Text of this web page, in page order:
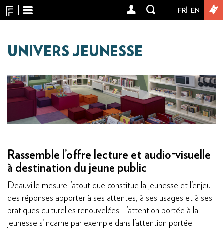
Panneau de gestion des cookies
Aller
au
User
menu
FR EN
UNIVERS JEUNESSE
Rassemble l’offre lecture et audio-visuelle
à destination du jeune public
Deauville mesure l’atout que constitue la jeunesse et l’enjeu
des réponses apporter à ses attentes, à ses usages et à ses
pratiques culturelles renouvelées. L’attention portée à la
jeunesse s’incarne par exemple dans l’attention portée